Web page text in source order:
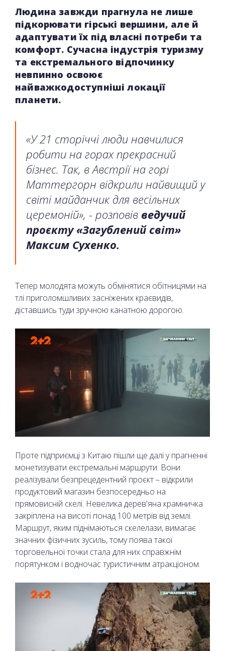
Людина завжди прагнула не лише
підкорювати гірські вершини, але й
адаптувати їх під власні потреби та
комфорт. Сучасна індустрія туризму
та екстремального відпочинку
невпинно освоює
найважкодоступніші локації
планети.
«У 21 сторіччі люди навчилися
робити на горах прекрасний
бізнес. Так, в Австрії на горі
Маттергорн відкрили найвищий у
світі майданчик для весільних
церемоній», - розповів ведучий
проєкту «Загублений світ»
Максим Сухенко.
Тепер молодята можуть обмінятися обітницями на
тлі приголомшливих засніжених краєвидів,
діставшись туди зручною канатною дорогою.
Проте підприємці з Китаю пішли ще далі у прагненні
монетизувати екстремальні маршрути. Вони
реалізували безпрецедентний проєкт – відкрили
продуктовий магазин безпосередньо на
прямовисній скелі. Невелика дерев'яна крамничка
закріплена на висоті понад 100 метрів від землі.
Маршрут, яким піднімаються скелелази, вимагає
значних фізичних зусиль, тому поява такої
торговельної точки стала для них справжнім
порятунком і водночас туристичним атракціоном.